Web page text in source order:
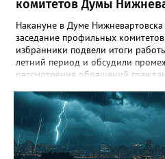
комитетов Думы
Накануне в Думе Нижневартовска
заседание профильных
избранники подвели итоги
летний период и обсудили
рассмотрения обращений
осмотрели городские лагеря
проблемные локации, на
на территориях, где уже
но требуют доработки, а также
пригодные для создания новых